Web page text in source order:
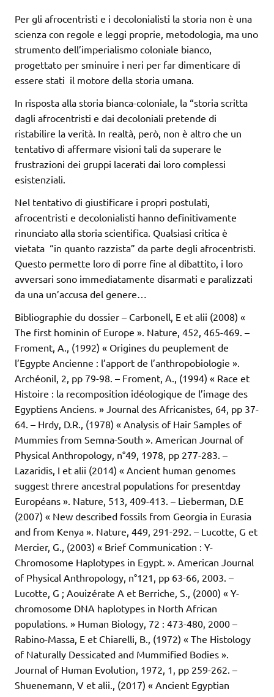
Per gli afrocentristi e i decolonialisti la storia non è una
scienza con regole e leggi proprie, metodologia, ma uno
strumento dell’imperialismo coloniale bianco,
progettato per sminuire i neri per far dimenticare di
essere stati il motore della storia umana.
In risposta alla storia bianca-coloniale, la “storia scritta
dagli afrocentristi e dai decoloniali pretende di
ristabilire la verità. In realtà, però, non è altro che un
tentativo di affermare visioni tali da superare le
frustrazioni dei gruppi lacerati dai loro complessi
esistenziali.
Nel tentativo di giustificare i propri postulati,
afrocentristi e decolonialisti hanno definitivamente
rinunciato alla storia scientifica. Qualsiasi critica è
vietata “in quanto razzista” da parte degli afrocentristi.
Questo permette loro di porre fine al dibattito, i loro
avversari sono immediatamente disarmati e paralizzati
da una un’accusa del genere…
Bibliographie du dossier – Carbonell, E et alii (2008) «
The first hominin of Europe ». Nature, 452, 465-469. –
Froment, A., (1992) « Origines du peuplement de
l’Egypte Ancienne : l’apport de l’anthropobiologie ».
Archéonil, 2, pp 79-98. – Froment, A., (1994) « Race et
Histoire : la recomposition idéologique de l’image des
Egyptiens Anciens. » Journal des Africanistes, 64, pp 37-
64. – Hrdy, D.R., (1978) « Analysis of Hair Samples of
Mummies from Semna-South ». American Journal of
Physical Anthropology, n°49, 1978, pp 277-283. –
Lazaridis, I et alii (2014) « Ancient human genomes
suggest threre ancestral populations for presentday
Européans ». Nature, 513, 409-413. – Lieberman, D.E
(2007) « New described fossils from Georgia in Eurasia
and from Kenya ». Nature, 449, 291-292. – Lucotte, G et
Mercier, G., (2003) « Brief Communication : Y-
Chromosome Haplotypes in Egypt. ». American Journal
of Physical Anthropology, n°121, pp 63-66, 2003. –
Lucotte, G ; Aouizérate A et Berriche, S., (2000) « Y-
chromosome DNA haplotypes in North African
populations. » Human Biology, 72 : 473-480, 2000 –
Rabino-Massa, E et Chiarelli, B., (1972) « The Histology
of Naturally Dessicated and Mummified Bodies ».
Journal of Human Evolution, 1972, 1, pp 259-262. –
Shuenemann, V et alii., (2017) « Ancient Egyptian